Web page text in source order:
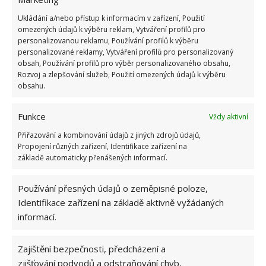
Ukládání a/nebo přístup k informacím v zařízení, Použití
omezených údajů k výběru reklam, Vytváření profilů pro
personalizovanou reklamu, Používání profilů k výběru
personalizované reklamy, Vytváření profilů pro personalizovaný
obsah, Používání profilů pro výběr personalizovaného obsahu,
Rozvoj a zlepšování služeb, Použití omezených údajů k výběru
obsahu.
Funkce
Vždy aktivní
Přiřazování a kombinování údajů z jiných zdrojů údajů,
Propojení různých zařízení, Identifikace zařízení na
základě automaticky přenášených informací.
Používání přesných údajů o zeměpisné poloze,
Identifikace zařízení na základě aktivně vyžádaných
informací.
Zajištění bezpečnosti, předcházení a
zjišťování podvodů a odstraňování chyb,
výchova se nikdy nekonala. Nástupy, hlášení,
vztyčování a snímání vlajky, to jo. Ale pak sporty,
příroda, táboráky, výlety. Mezi sporty dokonce
imperialistické rugby nebo baseball, u táboráků se
hrály písničky zakázaných autorů (Kryl, Hutka, …),
ale to jsme nevěděli.
ODPOVĚDĚT
p.gal@seznam.cz
Kdo není úplné jelito, umí na otázky odpovědět,
protože na dětských táborech probíhá mnoho
musím oponovat zejména v bodech, kde se „nosily